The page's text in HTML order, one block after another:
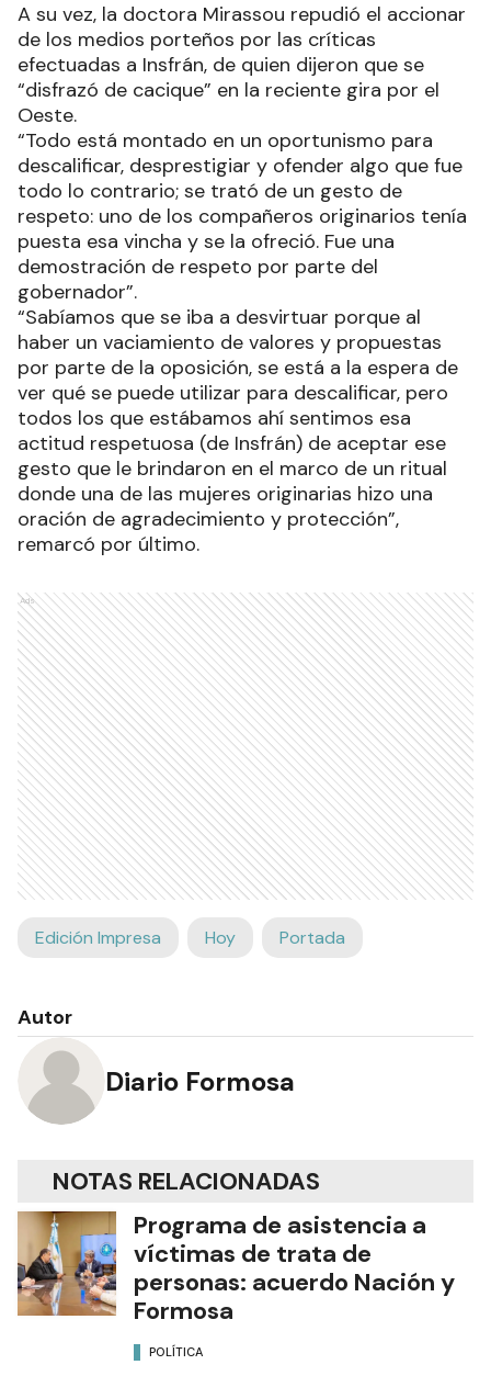
A su vez, la doctora Mirassou repudió el accionar
de los medios porteños por las críticas
efectuadas a Insfrán, de quien dijeron que se
“disfrazó de cacique” en la reciente gira por el
Oeste.
“Todo está montado en un oportunismo para
descalificar, desprestigiar y ofender algo que fue
todo lo contrario; se trató de un gesto de
respeto: uno de los compañeros originarios tenía
puesta esa vincha y se la ofreció. Fue una
demostración de respeto por parte del
gobernador”.
“Sabíamos que se iba a desvirtuar porque al
haber un vaciamiento de valores y propuestas
por parte de la oposición, se está a la espera de
ver qué se puede utilizar para descalificar, pero
todos los que estábamos ahí sentimos esa
actitud respetuosa (de Insfrán) de aceptar ese
gesto que le brindaron en el marco de un ritual
donde una de las mujeres originarias hizo una
oración de agradecimiento y protección”,
remarcó por último.
Ads
Edición Impresa Hoy Portada
Autor
Diario Formosa
NOTAS RELACIONADAS
Programa de asistencia a
víctimas de trata de
personas: acuerdo Nación y
Formosa
POLÍTICA